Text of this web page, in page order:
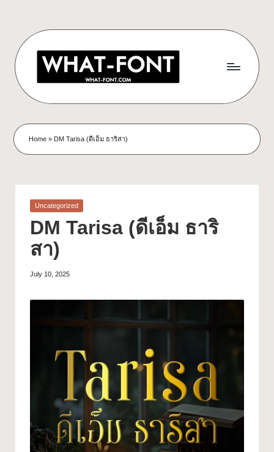
Home » DM Tarisa (ดีเอ็ม ธาริสา)
Uncategorized
DM Tarisa (ดีเอ็ม ธาริ
สา)
July 10, 2025